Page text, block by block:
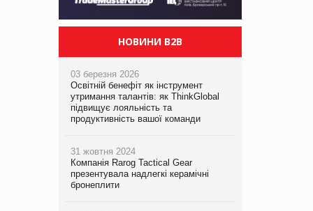
НОВИНИ B2B
03 березня 2026
Освітній бенефіт як інструмент
утримання талантів: як ThinkGlobal
підвищує лояльність та
продуктивність вашої команди
31 жовтня 2024
Компанія Rarog Tactical Gear
презентувала надлегкі керамічні
бронеплити